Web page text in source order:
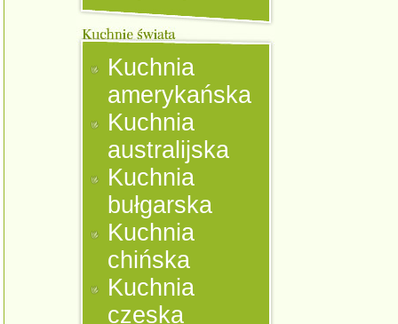
Kuchnia
amerykańska
Kuchnia
australijska
Kuchnia
bułgarska
Kuchnia
chińska
Kuchnia
czeska